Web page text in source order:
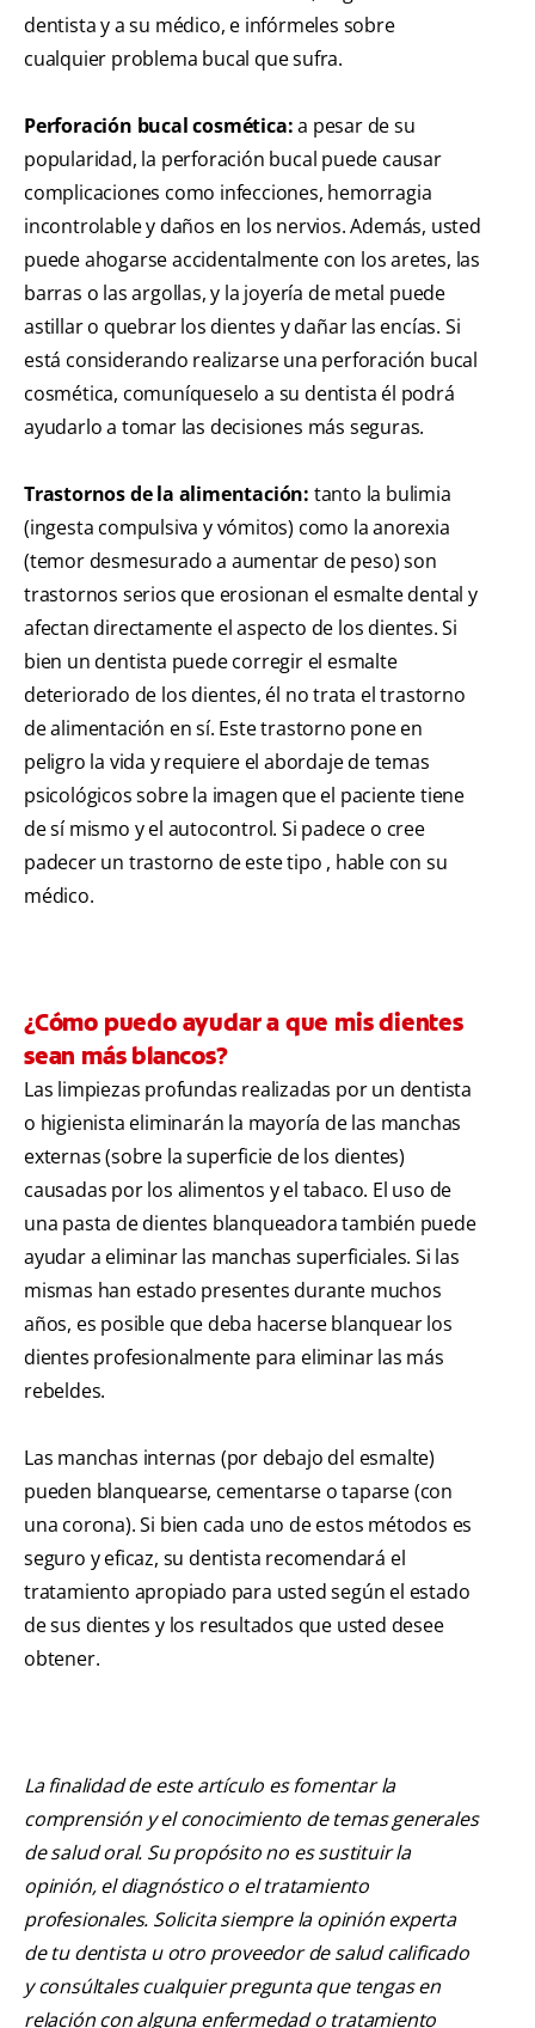
dentista y a su médico, e infórmeles sobre
cualquier problema bucal que sufra.
Perforación bucal cosmética:a pesar de su
popularidad, la perforación bucal puede causar
complicaciones como infecciones, hemorragia
incontrolable y daños en los nervios. Además, usted
puede ahogarse accidentalmente con los aretes, las
barras o las argollas, y la joyería de metal puede
astillar o quebrar los dientes y dañar las encías. Si
está considerando realizarse una perforación bucal
cosmética, comuníqueselo a su dentista él podrá
ayudarlo a tomar las decisiones más seguras.
Trastornos de la alimentación: tanto la bulimia
(ingesta compulsiva y vómitos) como la anorexia
(temor desmesurado a aumentar de peso) son
trastornos serios que erosionan el esmalte dental y
afectan directamente el aspecto de los dientes. Si
bien un dentista puede corregir el esmalte
deteriorado de los dientes, él no trata el trastorno
de alimentación en sí. Este trastorno pone en
peligro la vida y requiere el abordaje de temas
psicológicos sobre la imagen que el paciente tiene
de sí mismo y el autocontrol. Si padece o cree
padecer un trastorno de este tipo , hable con su
médico.
¿Cómo puedo ayudar a que mis dientes
sean más blancos?
Las limpiezas profundas realizadas por un dentista
o higienista eliminarán la mayoría de las manchas
externas (sobre la superficie de los dientes)
causadas por los alimentos y el tabaco. El uso de
una pasta de dientes blanqueadora también puede
ayudar a eliminar las manchas superficiales. Si las
mismas han estado presentes durante muchos
años, es posible que deba hacerse blanquear los
dientes profesionalmente para eliminar las más
rebeldes.
Las manchas internas (por debajo del esmalte)
pueden blanquearse, cementarse o taparse (con
una corona). Si bien cada uno de estos métodos es
seguro y eficaz, su dentista recomendará el
tratamiento apropiado para usted según el estado
de sus dientes y los resultados que usted desee
obtener.
La finalidad de este artículo es fomentar la
comprensión y el conocimiento de temas generales
de salud oral. Su propósito no es sustituir la
opinión, el diagnóstico o el tratamiento
profesionales. Solicita siempre la opinión experta
de tu dentista u otro proveedor de salud calificado
y consúltales cualquier pregunta que tengas en
relación con alguna enfermedad o tratamiento